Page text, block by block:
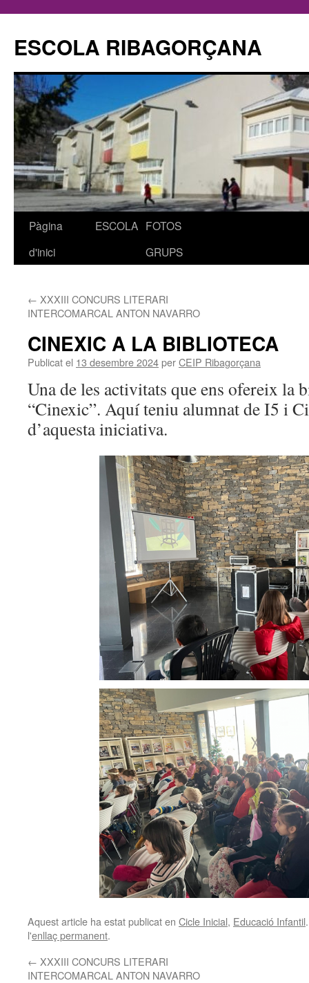
ESCOLA RIBAGORÇANA
Vés
Pàgina
d'inici
ESCOLA FOTOS
GRUPS
← XXXIII CONCURS LITERARI
INTERCOMARCAL ANTON NAVARRO
CINEXIC A LA BIBLIOTECA
Publicat el 13 desembre 2024perCEIP Ribagorçana
Una de les activitats que ens ofereix la
“Cinexic”. Aquí teniu alumnat de I5 i
d’aquesta iniciativa.
Aquest article ha estat publicat en Cicle Inicial, Educació Infantil
l'enllaç permanent.
← XXXIII CONCURS LITERARI
INTERCOMARCAL ANTON NAVARRO